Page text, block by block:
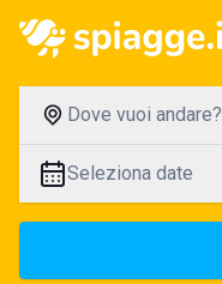
Dove vuoi andare?
Seleziona date